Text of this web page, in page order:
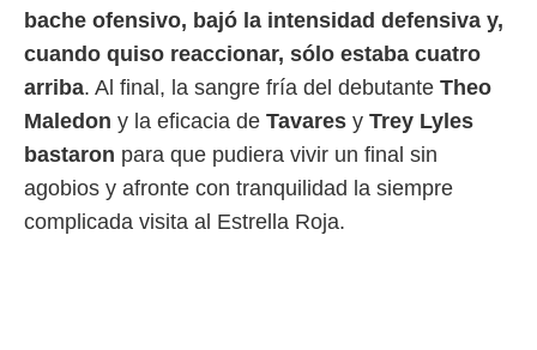
nuestra
y
de
disponible
bache ofensivo, bajó la intensidad defensiva y,
cuando quiso reaccionar, sólo estaba cuatro
arriba. Al final, la sangre fría del debutante Theo
Maledon y la eficacia de Tavares y Trey Lyles
bastaron para que pudiera vivir un final sin
agobios y afronte con tranquilidad la siempre
complicada visita al Estrella Roja.